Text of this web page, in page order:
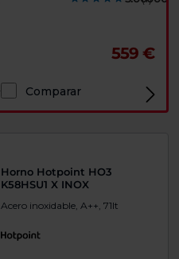
559 €
Comparar
Horno Hotpoint HO3
K58HSU1 X INOX
Acero inoxidable, A++, 71lt